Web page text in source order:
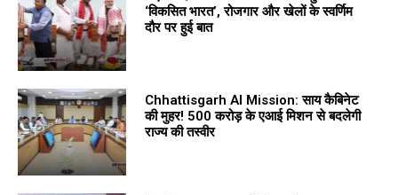
‘विकसित भारत’, रोजगार और खेलों के स्वर्णिम
दौर पर हुई बात
Chhattisgarh AI Mission: साय कैबिनेट
की मुहर! 500 करोड़ के एआई मिशन से बदलेगी
राज्य की तस्वीर